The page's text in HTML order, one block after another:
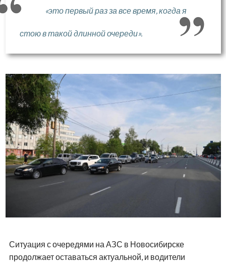
«это первый раз за все время, когда я
стою в такой длинной очереди».
Ситуация с очередями на АЗС в Новосибирске
продолжает оставаться актуальной, и водители